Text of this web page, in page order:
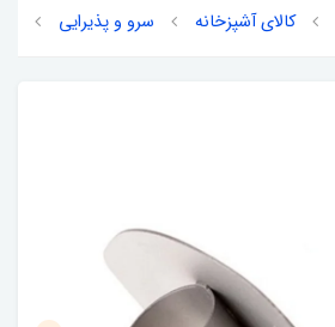
کالای آشپزخانه سرو و پذیرایی